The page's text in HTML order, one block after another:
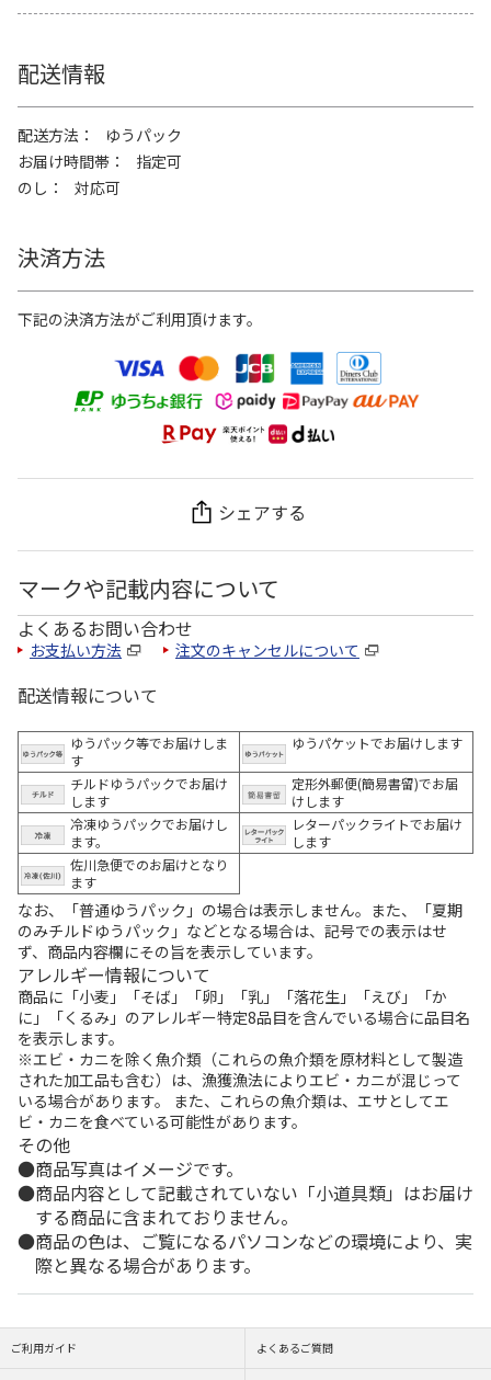
配送情報
配送方法
ゆうパック
お届け時間帯
指定可
のし
対応可
決済方法
下記の決済方法がご利用頂けます。
シェアする
マークや記載内容について
よくあるお問い合わせ
お支払い方法 注文のキャンセルについて
配送情報について
ゆうパック等でお届けしま
す
ゆうパケットでお届けします
チルドゆうパックでお届け
します
定形外郵便(簡易書留)でお届
けします
冷凍ゆうパックでお届けし
ます。
レターパックライトでお届け
します
佐川急便でのお届けとなり
ます
なお、「普通ゆうパック」の場合は表示しません。また、「夏期
のみチルドゆうパック」などとなる場合は、記号での表示はせ
ず、商品内容欄にその旨を表示しています。
アレルギー情報について
商品に「小麦」「そば」「卵」「乳」「落花生」「えび」「か
に」「くるみ」のアレルギー特定8品目を含んでいる場合に品目名
を表示します。
※エビ・カニを除く魚介類（これらの魚介類を原材料として製造
された加工品も含む）は、漁獲漁法によりエビ・カニが混じって
いる場合があります。 また、これらの魚介類は、エサとしてエ
ビ・カニを食べている可能性があります。
その他
商品写真はイメージです。
商品内容として記載されていない「小道具類」はお届け
する商品に含まれておりません。
商品の色は、ご覧になるパソコンなどの環境により、実
際と異なる場合があります。
ご利用ガイド よくあるご質問